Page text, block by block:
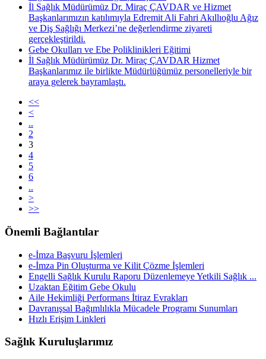
İl Sağlık Müdürümüz Dr. Miraç ÇAVDAR ve Hizmet
Başkanlarımızın katılımıyla Edremit Ali Fahri Akıllıoğlu Ağız
ve Diş Sağlığı Merkezi’ne değerlendirme ziyareti
gerçekleştirildi.
Gebe Okulları ve Ebe Poliklinikleri Eğitimi
İl Sağlık Müdürümüz Dr. Miraç ÇAVDAR Hizmet
Başkanlarımız ile birlikte Müdürlüğümüz personelleriyle bir
araya gelerek bayramlaştı.
<<
<
..
2
3
4
5
6
..
>
>>
Önemli Bağlantılar
e-İmza Başvuru İşlemleri
e-İmza Pin Oluşturma ve Kilit Çözme İşlemleri
Engelli Sağlık Kurulu Raporu Düzenlemeye Yetkili Sağlık ...
Uzaktan Eğitim Gebe Okulu
Aile Hekimliği Performans İtiraz Evrakları
Davranışsal Bağımlılıkla Mücadele Programı Sunumları
Hızlı Erişim Linkleri
Sağlık Kuruluşlarımız